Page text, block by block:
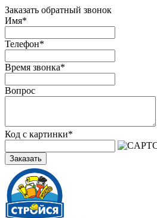
Заказать обратный звонок
Имя*
Телефон*
Время звонка*
Вопрос
Код с картинки*
Заказать